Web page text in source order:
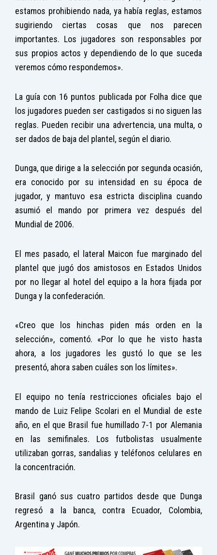
estamos prohibiendo nada, ya había reglas, estamos
sugiriendo ciertas cosas que nos parecen
importantes. Los jugadores son responsables por
sus propios actos y dependiendo de lo que suceda
veremos cómo respondemos».
La guía con 16 puntos publicada por Folha dice que
los jugadores pueden ser castigados si no siguen las
reglas. Pueden recibir una advertencia, una multa, o
ser dados de baja del plantel, según el diario.
Dunga, que dirige a la selección por segunda ocasión,
era conocido por su intensidad en su época de
jugador, y mantuvo esa estricta disciplina cuando
asumió el mando por primera vez después del
Mundial de 2006.
El mes pasado, el lateral Maicon fue marginado del
plantel que jugó dos amistosos en Estados Unidos
por no llegar al hotel del equipo a la hora fijada por
Dunga y la confederación.
«Creo que los hinchas piden más orden en la
selección», comentó. «Por lo que he visto hasta
ahora, a los jugadores les gustó lo que se les
presentó, ahora saben cuáles son los límites».
El equipo no tenía restricciones oficiales bajo el
mando de Luiz Felipe Scolari en el Mundial de este
año, en el que Brasil fue humillado 7-1 por Alemania
en las semifinales. Los futbolistas usualmente
utilizaban gorras, sandalias y teléfonos celulares en
la concentración.
Brasil ganó sus cuatro partidos desde que Dunga
regresó a la banca, contra Ecuador, Colombia,
Argentina y Japón.